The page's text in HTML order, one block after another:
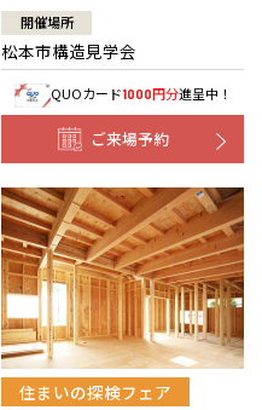
開催場所
松本市構造見学会
QUOカード1000円分進呈中！
ご来場予約
住まいの探検フェア